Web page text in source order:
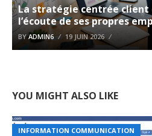
La stratégie centrée client
l’écoute de ses propres
BYADMIN6 19 JUIN 2026
YOU MIGHT ALSO LIKE
INFORMATION COMMUNICATION